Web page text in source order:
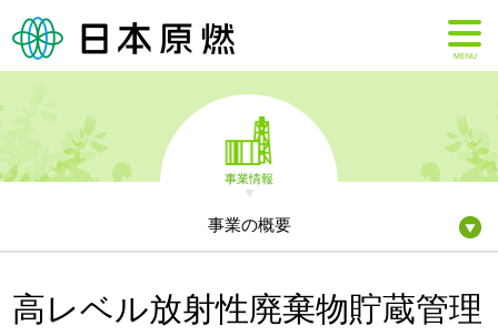
MENU
事業情報
事業の概要
高レベル放射性廃棄物貯蔵管理